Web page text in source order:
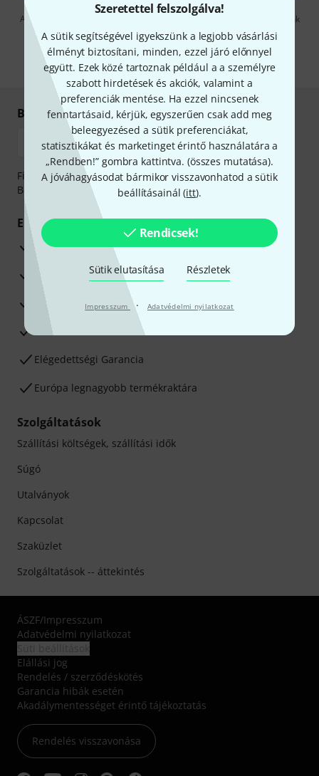
Szeretettel felszolgálva!
A sütik segítségével igyekszünk a legjobb vásárlási
élményt biztosítani, minden, ezzel járó előnnyel
együtt. Ezek közé tartoznak például a a személyre
szabott hirdetések és akciók, valamint a
preferenciák mentése. Ha ezzel nincsenek
fenntartásaid, kérjük, egyszerűen csak add meg
beleegyezésed a sütik preferenciákat,
statisztikákat és marketinget érintő használatára a
„Rendben!” gombra kattintva. (összes mutatása).
A jóváhagyásodat bármikor visszavonhatod a sütik
beállításainál (itt).
Rendicsek!
Sütik elutasítása Részletek
Impresszum · Adatvédelmi nyilatkozat
A "Bejelentkezés" gombra kattintva elfogadja, hogy e-mailben küldjünk
önnek hirdetéseket. Bármikor leiratkozhat erről. A hírlevélről további
információkat azdata protection guideline-ben talál.
* Kitöltés kötelező
Biztonságos vásárlás és fizetés
Fizessen biztonságosan, titkosítással: Banki átutalás vagy
Betéti- vagy hitelkártya segítségével
Előnyök
3 éves Thomann-garancia
30 napos pénzvisszafizetési garancia
Javítás/Szervizelés
Hozzáértők szaktanácsadása
Elégedettségi Garancia
Európa legnagyobb termékraktára
Szolgáltatások
Szállítási költségek, szállítási idők
Súgó
Utalványok
Kapcsolat
Szaküzlet
Szolgáltatások -- áttekintés
ÁSZF/Impresszum
Adatvédelmi nyilatkozat
Elállási jog
Rendelés / szerződéskötés
Garancia hibák esetén
Akadálymentességet érintő tájékoztatás
Rendelés visszavonása